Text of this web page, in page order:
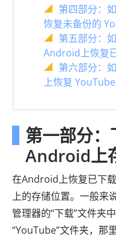
第四部分：
恢复未备份的
第五部分：
Android上恢复
第六部分：
上恢复 YouTube
第一部分
Android上
在Android上恢复已下
上的存储位置。一般来
管理器的“下载”文件夹
“YouTube”文件夹，那